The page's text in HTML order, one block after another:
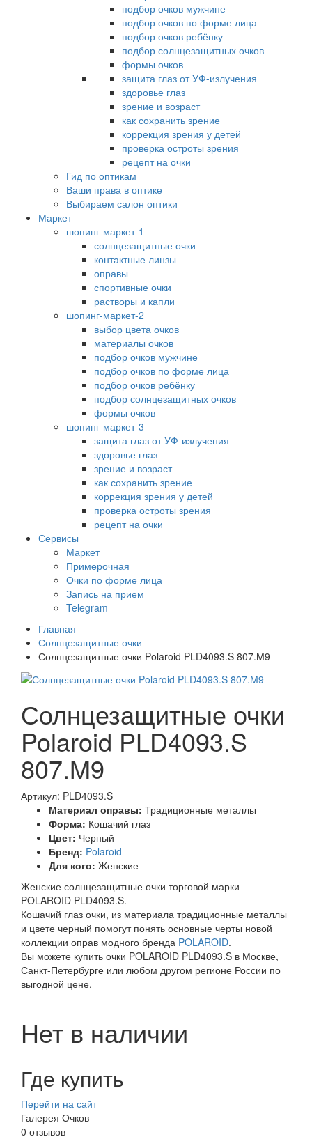
подбор очков мужчине
подбор очков по форме лица
подбор очков ребёнку
подбор солнцезащитных очков
формы очков
защита глаз от УФ-излучения
здоровье глаз
зрение и возраст
как сохранить зрение
коррекция зрения у детей
проверка остроты зрения
рецепт на очки
Гид по оптикам
Ваши права в оптике
Выбираем салон оптики
Маркет
шопинг-маркет-1
солнцезащитные очки
контактные линзы
оправы
спортивные очки
растворы и капли
шопинг-маркет-2
выбор цвета очков
материалы очков
подбор очков мужчине
подбор очков по форме лица
подбор очков ребёнку
подбор солнцезащитных очков
формы очков
шопинг-маркет-3
защита глаз от УФ-излучения
здоровье глаз
зрение и возраст
как сохранить зрение
коррекция зрения у детей
проверка остроты зрения
рецепт на очки
Сервисы
Маркет
Примерочная
Очки по форме лица
Запись на прием
Telegram
Главная
Солнцезащитные очки
Солнцезащитные очки Polaroid PLD4093.S 807.M9
Солнцезащитные очки
Polaroid PLD4093.S
807.M9
Артикул: PLD4093.S
Материал оправы: Традиционные металлы
Форма: Кошачий глаз
Цвет: Черный
Бренд: Polaroid
Для кого: Женские
Женские солнцезащитные очки торговой марки
POLAROID PLD4093.S.
Кошачий глаз очки, из материала традиционные металлы
и цвете черный помогут понять основные черты новой
коллекции оправ модного бренда POLAROID.
Вы можете купить очки POLAROID PLD4093.S в Москве,
Санкт-Петербурге или любом другом регионе России по
выгодной цене.
Нет в наличии
Где купить
Перейти на сайт
Галерея Очков
0 отзывов